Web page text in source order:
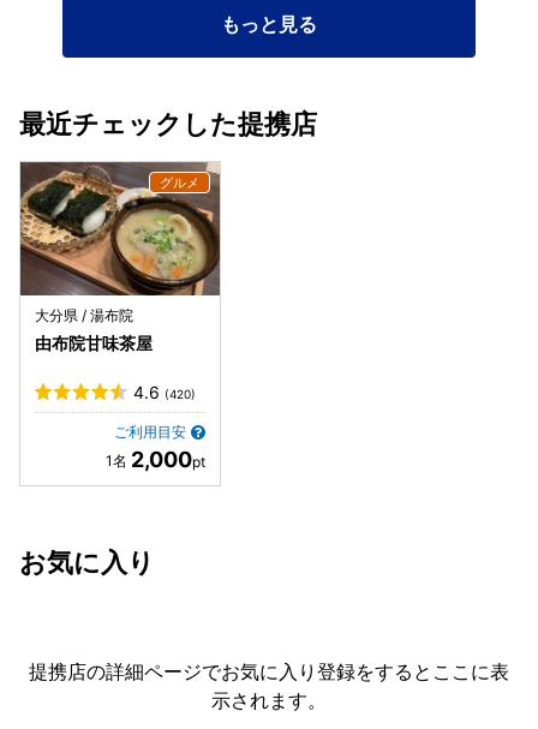
もっと見る
最近チェックした提携店
大分県 / 湯布院
由布院甘味茶屋
4.6 (420)
ご利用目安
2,000
お気に入り
提携店の詳細ページでお気に入り登録をすると ここに表
示されます。